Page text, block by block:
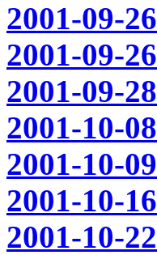
2001-09-
2001-09-
2001-09-
2001-10-
2001-10-
2001-10-
2001-10-